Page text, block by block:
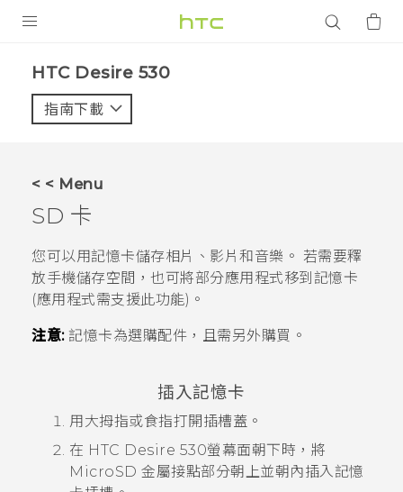
VIVE
應用程式
HTC Desire 530‎
指南下載
< < Menu
SD 卡
您可以用記憶卡儲存相片、影片和音樂。 若需要釋
放手機儲存空間，也可將部分應用程式移到記憶卡
(應用程式需支援此功能)。
注意:記憶卡為選購配件，且需另外購買。
插入記憶卡
用大拇指或食指打開插槽蓋。
在 HTC Desire 530螢幕面朝下時，將
MicroSD 金屬接點部分朝上並朝內插入記憶